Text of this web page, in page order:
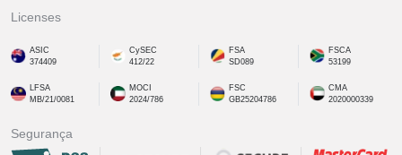
Licenses
ASIC
374409
CySEC
412/22
FSA
SD089
FSCA
53199
LFSA
MB/21/0081
MOCI
2024/786
FSC
GB25204786
CMA
2020000339
Segurança